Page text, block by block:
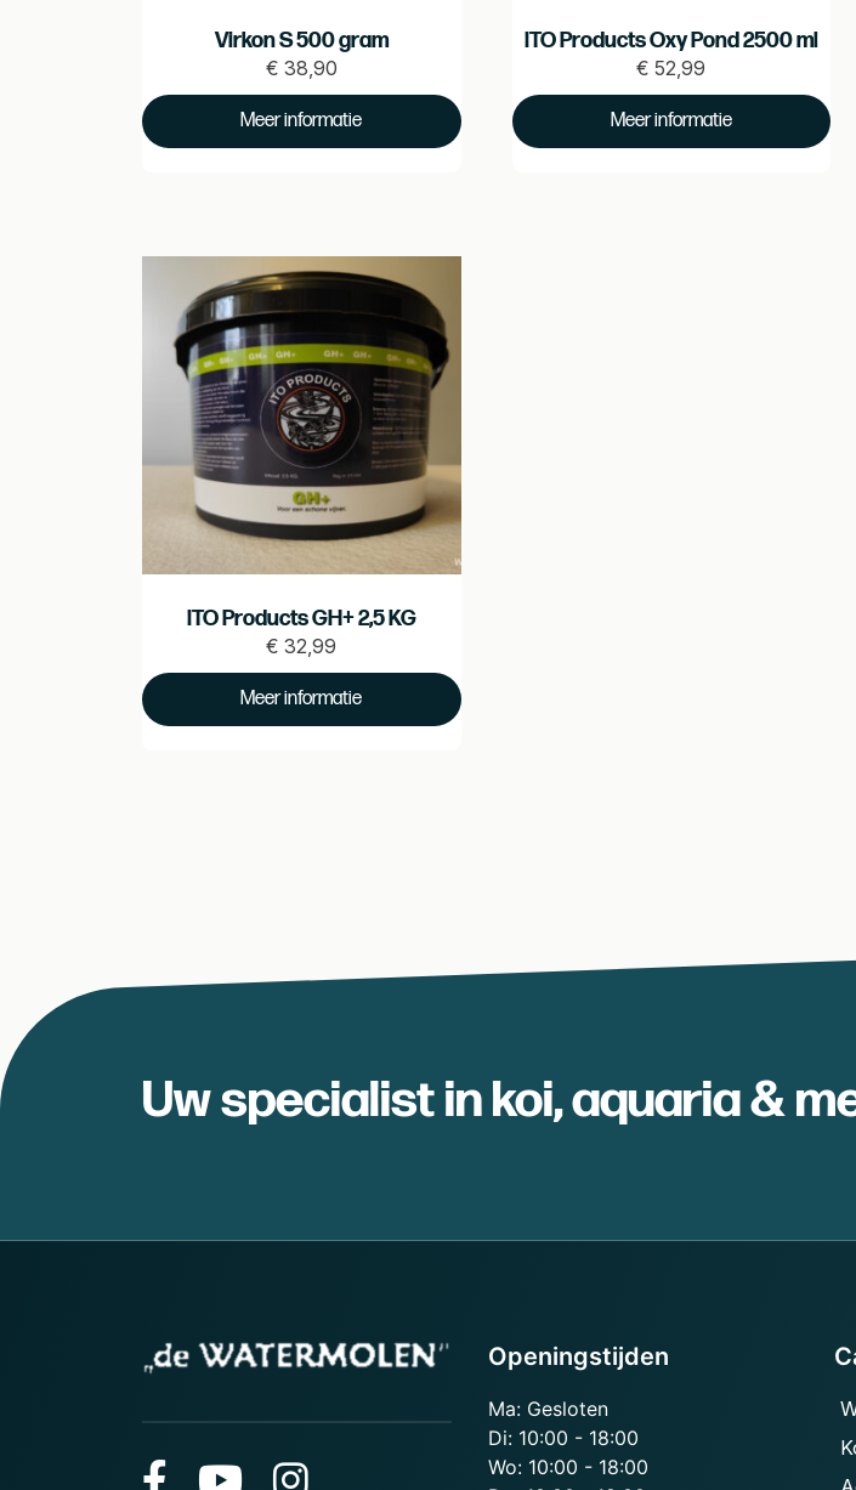
Virkon S 500 gram
€ 38,90
Prijs €
38.9Meer informatie
ITO Products Oxy Pond 2500 ml
€ 52,99
Prijs
€
52.99Meer informatie
ITO Products GH+ 2,5 KG
€ 32,99
Prijs
€
32.99Meer informatie
Uw specialist in koi, aquaria &
Openingstijden
Ma: Gesloten
Di: 10:00 - 18:00
Wo: 10:00 - 18:00